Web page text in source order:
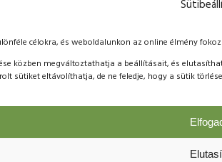
célokra, és weboldalunkon az online élmény
közben megváltoztathatja a beállításait, és
sütiket eltávolíthatja, de ne feledje, hogy a sütik